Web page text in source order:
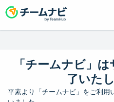
「チームナビ」
了いた
平素より「チームナビ」をご利用